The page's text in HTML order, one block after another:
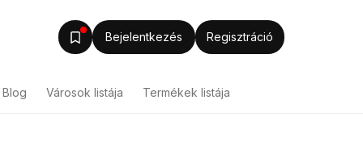
Bejelentkezés Regisztráció
Blog Városok listája Termékek listája